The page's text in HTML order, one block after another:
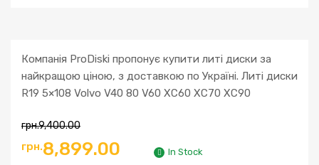
Компанія ProDiski пропонує купити литі диски за
найкращою ціною, з доставкою по Україні. Литі диски
R19 5×108 Volvo V40 80 V60 XC60 XC70 XC90
грн.9,400.00
грн.8,899.00 In Stock